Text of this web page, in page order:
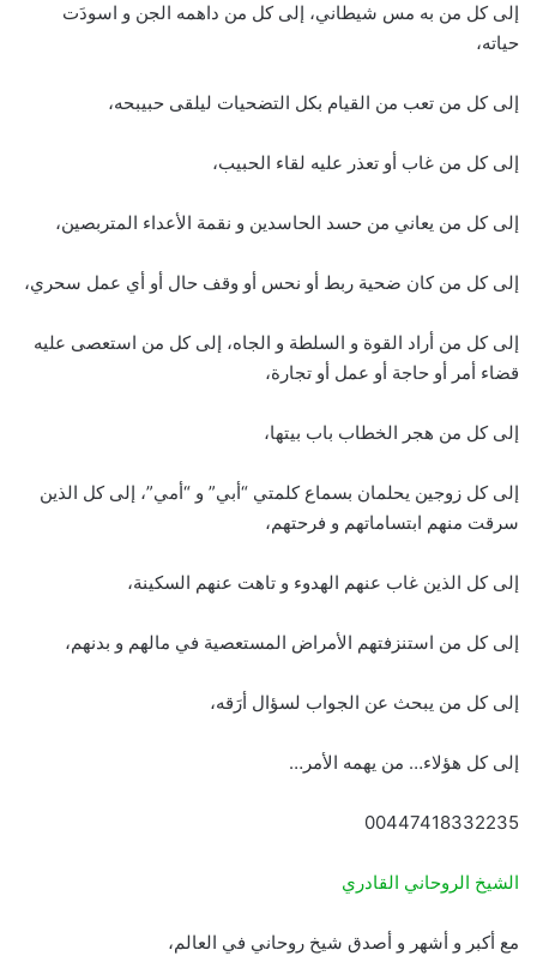
إلى كل من به مس شيطاني، إلى كل من داهمه الجن و اسودَت
حياته،
إلى كل من تعب من القيام بكل التضحيات ليلقى حبيبحه،
إلى كل من غاب أو تعذر عليه لقاء الحبيب،
إلى كل من يعاني من حسد الحاسدين و نقمة الأعداء المتربصين،
إلى كل من كان ضحية ربط أو نحس أو وقف حال أو أي عمل سحري،
إلى كل من أراد القوة و السلطة و الجاه، إلى كل من استعصى عليه
قضاء أمر أو حاجة أو عمل أو تجارة،
إلى كل من هجر الخطاب باب بيتها،
إلى كل زوجين يحلمان بسماع كلمتي “أبي” و “أمي”، إلى كل الذين
سرقت منهم ابتساماتهم و فرحتهم،
إلى كل الذين غاب عنهم الهدوء و تاهت عنهم السكينة،
إلى كل من استنزفتهم الأمراض المستعصية في مالهم و بدنهم،
إلى كل من يبحث عن الجواب لسؤال أرَقه،
إلى كل هؤلاء… من يهمه الأمر…
00447418332235
الشيخ الروحاني القادري
مع أكبر و أشهر و أصدق شيخ روحاني في العالم،